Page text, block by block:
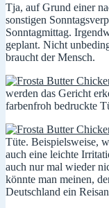
Tja, auf Grund einer
sonstigen
Sonntagmittag.
geplant. Nicht
braucht der Mensch.
werden das Gericht
farbenfroh bedruckte
Tüte. Beispielsweise,
auch eine leichte
auch nur mal wieder
könnte man meinen,
Deutschland ein